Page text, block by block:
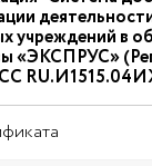
учреждений в
«ЭКСПРУС»